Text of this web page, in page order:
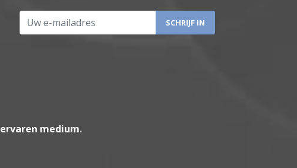
Uw e-mailadres
ervaren medium.